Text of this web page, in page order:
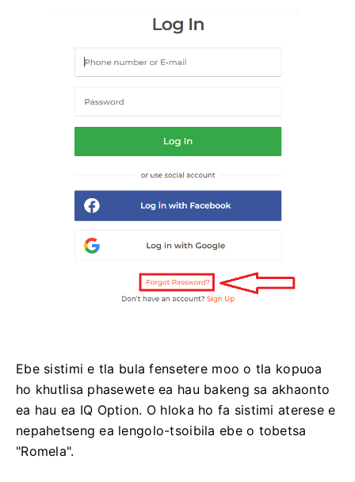
Ebe sistimi e tla bula fensetere moo o tla kopuoa
ho khutlisa phasewete ea hau bakeng sa akhaonto
ea hau ea IQ Option. O hloka ho fa sistimi aterese e
nepahetseng ea lengolo-tsoibila ebe o tobetsa
"Romela".